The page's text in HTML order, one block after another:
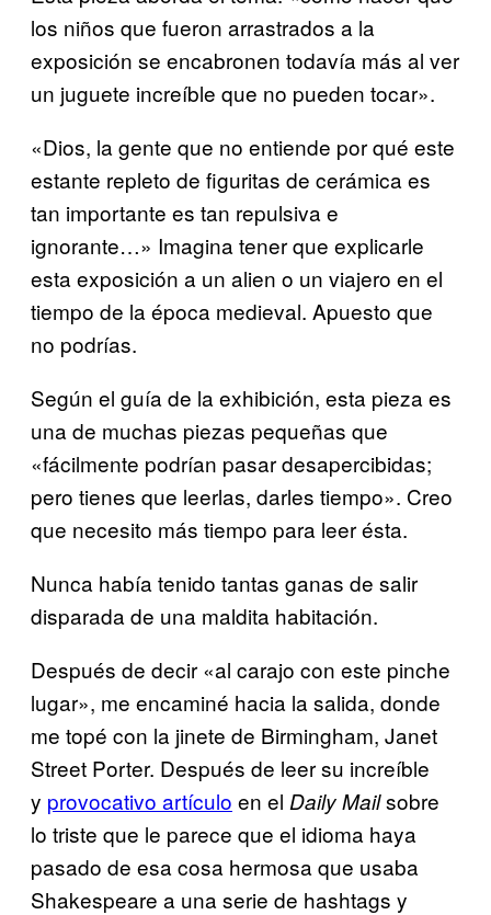
los niños que fueron arrastrados a la
exposición se encabronen todavía más al ver
un juguete increíble que no pueden tocar».
«Dios, la gente que no entiende por qué este
estante repleto de figuritas de cerámica es
tan importante es tan repulsiva e
ignorante…» Imagina tener que explicarle
esta exposición a un alien o un viajero en el
tiempo de la época medieval. Apuesto que
no podrías.
Según el guía de la exhibición, esta pieza es
una de muchas piezas pequeñas que
«fácilmente podrían pasar desapercibidas;
pero tienes que leerlas, darles tiempo». Creo
que necesito más tiempo para leer ésta.
Nunca había tenido tantas ganas de salir
disparada de una maldita habitación.
Después de decir «al carajo con este pinche
lugar», me encaminé hacia la salida, donde
me topé con la jinete de Birmingham, Janet
Street Porter. Después de leer su increíble
y provocativo artículo en el Daily Mailsobre
lo triste que le parece que el idioma haya
pasado de esa cosa hermosa que usaba
Shakespeare a una serie de hashtags y